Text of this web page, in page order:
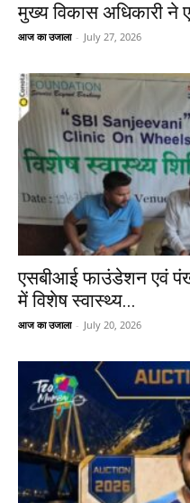
मुख्य विकास अधिकारी
आज का उजाला - July 27, 2026
एसबीआई फाउंडेशन एवं
में विशेष स्वास्थ्य...
आज का उजाला - July 20, 2026